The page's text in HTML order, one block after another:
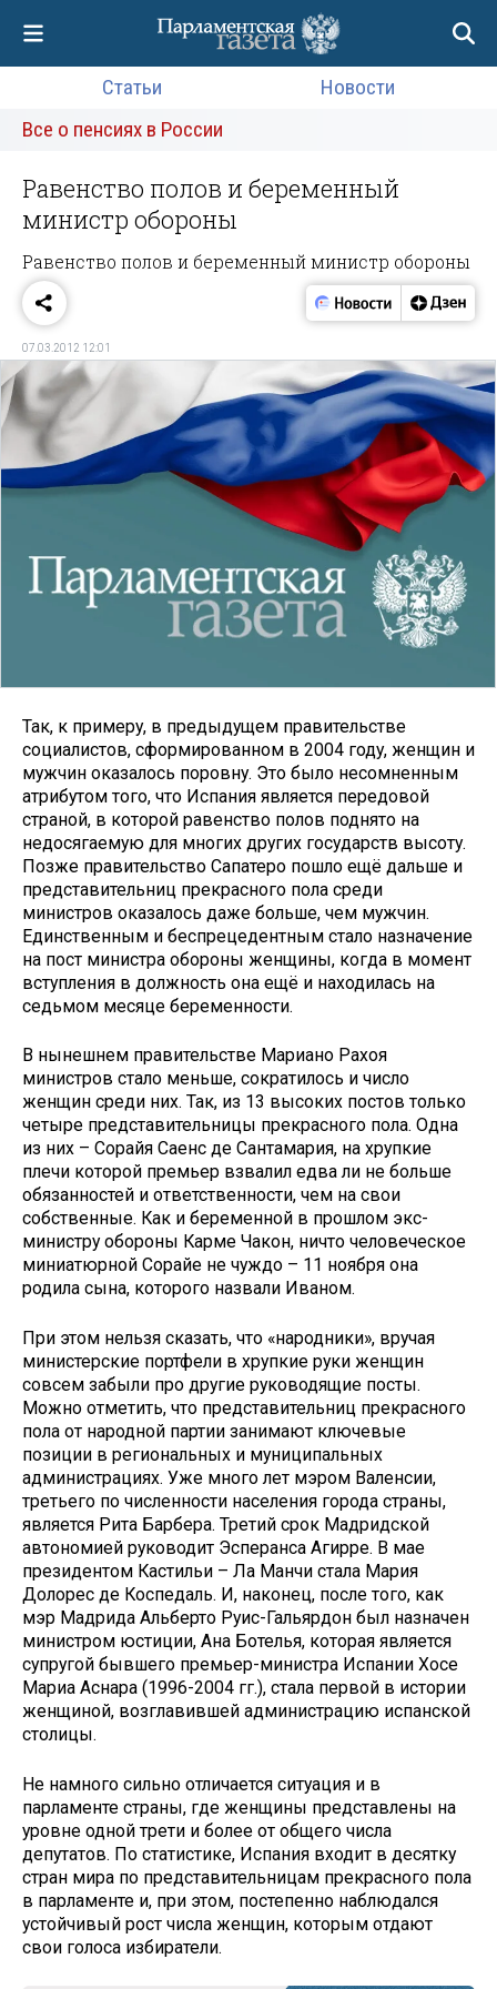
Статьи
Новости
Все о пенсиях в России
Равенство полов и беременный
министр обороны
Равенство полов и беременный министр обороны
07.03.2012 12:01
Так, к примеру, в предыдущем правительстве
социалистов, сформированном в 2004 году, женщин и
мужчин оказалось поровну. Это было несомненным
атрибутом того, что Испания является передовой
страной, в которой равенство полов поднято на
недосягаемую для многих других государств высоту.
Позже правительство Сапатеро пошло ещё дальше и
представительниц прекрасного пола среди
министров оказалось даже больше, чем мужчин.
Единственным и беспрецедентным стало назначение
на пост министра обороны женщины, когда в момент
вступления в должность она ещё и находилась на
седьмом месяце беременности.
В нынешнем правительстве Мариано Рахоя
министров стало меньше, сократилось и число
женщин среди них. Так, из 13 высоких постов только
четыре представительницы прекрасного пола. Одна
из них – Сорайя Саенс де Сантамария, на хрупкие
плечи которой премьер взвалил едва ли не больше
обязанностей и ответственности, чем на свои
собственные. Как и беременной в прошлом экс-
министру обороны Карме Чакон, ничто человеческое
миниатюрной Сорайе не чуждо – 11 ноября она
родила сына, которого назвали Иваном.
При этом нельзя сказать, что «народники», вручая
министерские портфели в хрупкие руки женщин
совсем забыли про другие руководящие посты.
Можно отметить, что представительниц прекрасного
пола от народной партии занимают ключевые
позиции в региональных и муниципальных
администрациях. Уже много лет мэром Валенсии,
третьего по численности населения города страны,
является Рита Барбера. Третий срок Мадридской
автономией руководит Эсперанса Агирре. В мае
президентом Кастильи – Ла Манчи стала Мария
Долорес де Коспедаль. И, наконец, после того, как
мэр Мадрида Альберто Руис-Гальярдон был назначен
министром юстиции, Ана Ботелья, которая является
супругой бывшего премьер-министра Испании Хосе
Мариа Аснара (1996-2004 гг.), стала первой в истории
женщиной, возглавившей администрацию испанской
столицы.
Не намного сильно отличается ситуация и в
парламенте страны, где женщины представлены на
уровне одной трети и более от общего числа
депутатов. По статистике, Испания входит в десятку
стран мира по представительницам прекрасного пола
в парламенте и, при этом, постепенно наблюдался
устойчивый рост числа женщин, которым отдают
свои голоса избиратели.